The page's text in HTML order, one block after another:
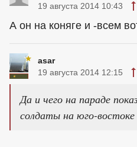
19 августа 2014 10:43
А он на коняге и -всем
asar
19 августа 2014 12:15
Да и чего на параде
солдаты на юго-востоке